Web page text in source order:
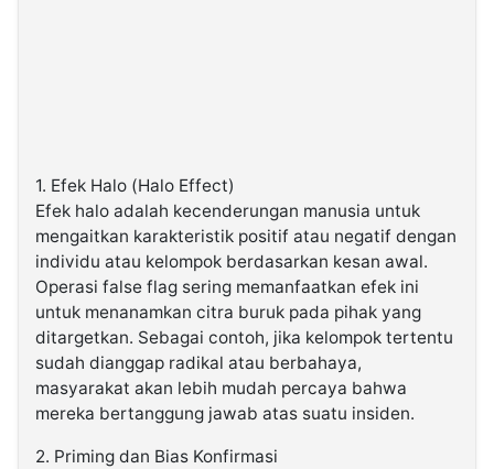
1. Efek Halo (Halo Effect)
Efek halo adalah kecenderungan manusia untuk
mengaitkan karakteristik positif atau negatif dengan
individu atau kelompok berdasarkan kesan awal.
Operasi false flag sering memanfaatkan efek ini
untuk menanamkan citra buruk pada pihak yang
ditargetkan. Sebagai contoh, jika kelompok tertentu
sudah dianggap radikal atau berbahaya,
masyarakat akan lebih mudah percaya bahwa
mereka bertanggung jawab atas suatu insiden.
2. Priming dan Bias Konfirmasi